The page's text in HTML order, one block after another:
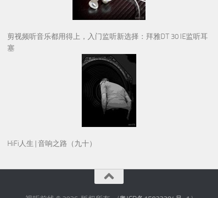
剪视频听音乐都用得上，入门监听新选择：拜雅DT 30 IE监听耳
塞
HiFi人生 | 音响之路（九十）